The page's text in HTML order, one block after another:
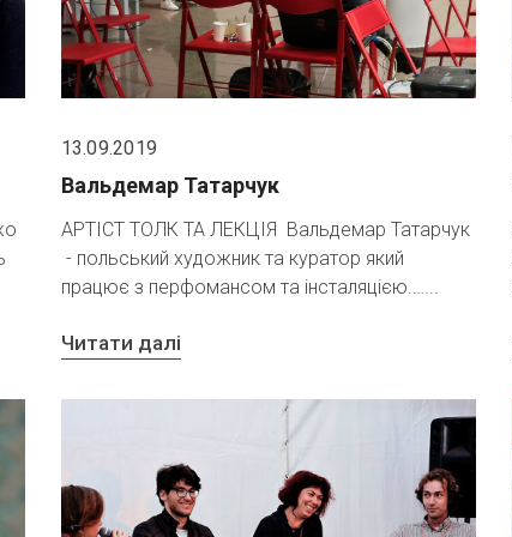
13.09.2019
Вальдемар Татарчук
АРТІСТ ТОЛК ТА ЛЕКЦІЯ Вальдемар Татарчук
- польський художник та куратор який
працює з перфомансом та інсталяцією.…
Читати далі